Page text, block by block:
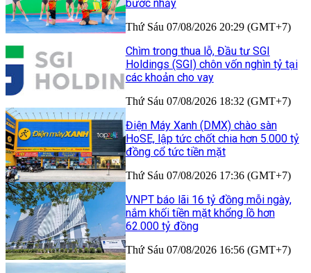
bước nhảy
Thứ Sáu 07/08/2026 20:29 (GMT+7)
Chìm trong thua lỗ, Đầu tư SGI
Holdings (SGI) chôn vốn nghìn tỷ tại
các khoản cho vay
Thứ Sáu 07/08/2026 18:32 (GMT+7)
Điện Máy Xanh (DMX) chào sàn
HoSE, lập tức chốt chia hơn 5.000 tỷ
đồng cổ tức tiền mặt
Thứ Sáu 07/08/2026 17:36 (GMT+7)
VNPT báo lãi 16 tỷ đồng mỗi ngày,
nắm khối tiền mặt khổng lồ hơn
62.000 tỷ đồng
Thứ Sáu 07/08/2026 16:56 (GMT+7)